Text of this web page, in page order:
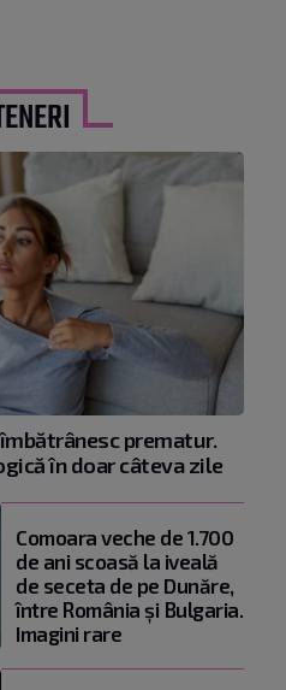
prematur.
în doar câteva zile
Comoara veche de 1.700
de ani scoasă la iveală
de seceta de pe Dunăre,
între România şi Bulgaria.
Imagini rare